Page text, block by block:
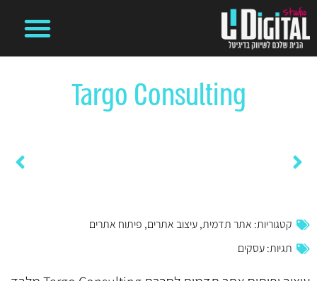
Targo Consulting
קטגוריות: אתר תדמית,עיצוב אתרים, פיתוח אתרים
תגיות:עסקים